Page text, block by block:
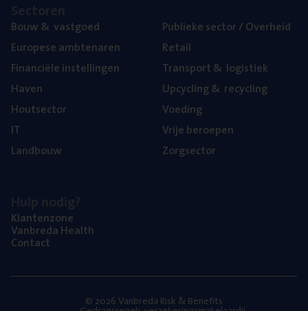
Bouw& vastgoed
Euro­pe­se ambtenaren
Finan­ci­ë­le instellingen
Haven
Hout­sec­tor
IT
Land­bouw
Publie­ke sec­tor / Overheid
Retail
Trans­port& logistiek
Upcy­cling& recycling
Voe­ding
Vrije beroe­pen
Zorg­sec­tor
Klan­ten­zo­ne
Van­b­re­da Health
Con­tact
© 2026 Vanbreda Risk & Benefits